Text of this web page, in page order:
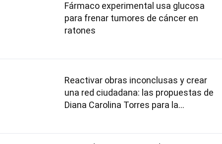
Fármaco experimental usa glucosa
para frenar tumores de cáncer en
ratones
Reactivar obras inconclusas y crear
una red ciudadana: las propuestas de
Diana Carolina Torres para la